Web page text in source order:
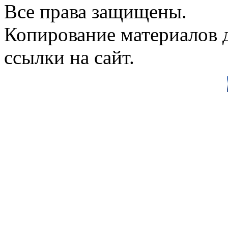
Все права защищены.
Копирование материалов
ссылки на сайт.